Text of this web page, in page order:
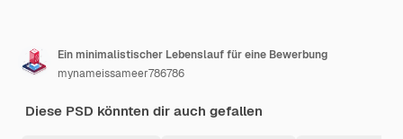
Ein minimalistischer Lebenslauf für eine Bewerbung
mynameissameer786786
Diese PSD könnten dir auch gefallen